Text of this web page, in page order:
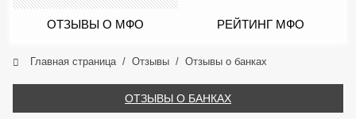
ОТЗЫВЫ О МФО РЕЙТИНГ МФО
Главная страница Отзывы Отзывы о банках
ОТЗЫВЫ О БАНКАХ